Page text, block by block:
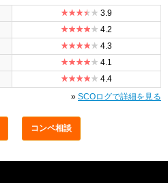
3.9
4.2
4.3
4.1
4.4
» SCOログで詳細を見る
コンペ相談